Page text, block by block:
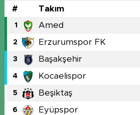
# Takım
1 Amed
2 Erzurumspor FK
3 Başakşehir
4 Kocaelispor
5 Beşiktaş
6 Eyüpspor